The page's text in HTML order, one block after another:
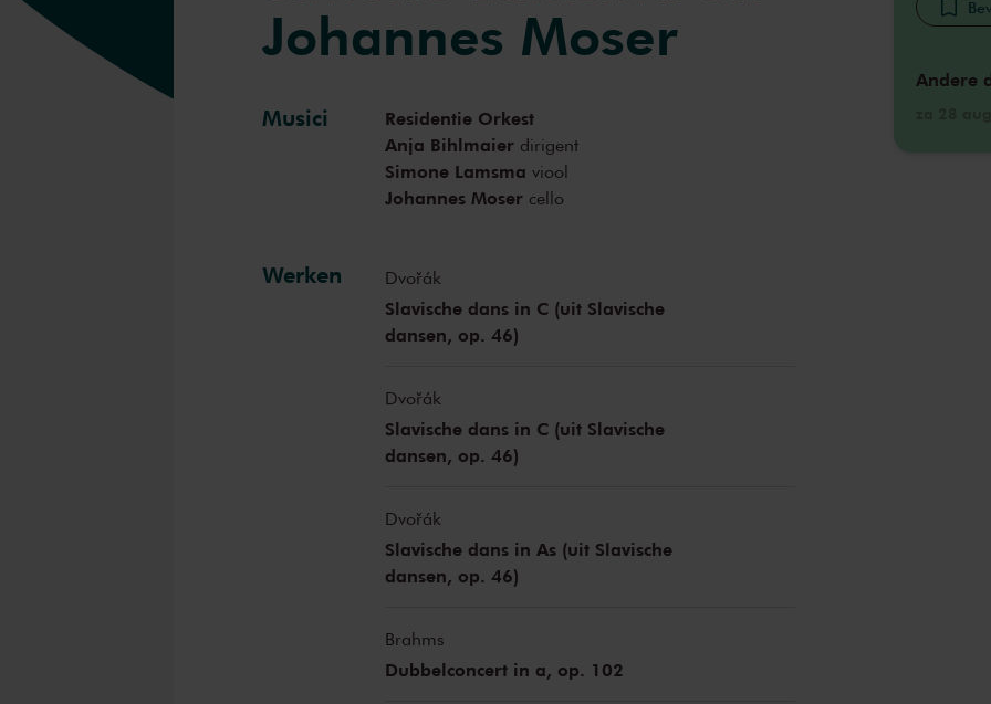
Andere
Johannes Moser
Musici
Residentie Orkest
Anja Bihlmaier dirigent
Simone Lamsma viool
Johannes Moser cello
Werken Dvořák
Slavische dans in C (uit Slavische
dansen, op. 46)
Dvořák
Slavische dans in C (uit Slavische
dansen, op. 46)
Dvořák
Slavische dans in As (uit Slavische
dansen, op. 46)
Brahms
Dubbelconcert in a, op. 102